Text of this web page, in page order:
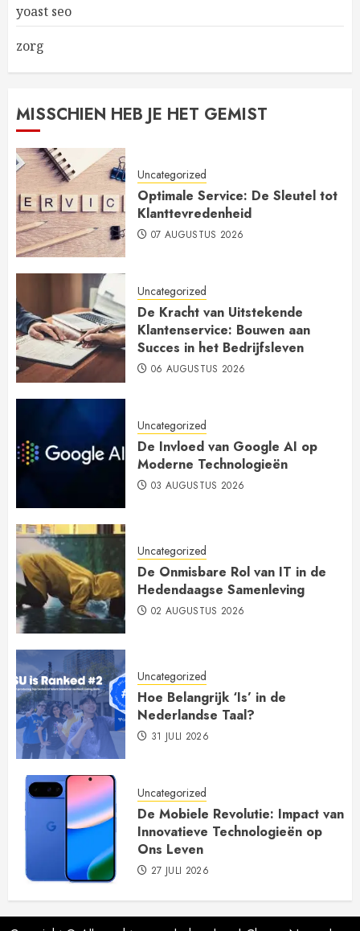
yoast seo
zorg
MISSCHIEN HEB JE HET GEMIST
Uncategorized
Optimale Service: De Sleutel tot
Klanttevredenheid
07 AUGUSTUS 2026
Uncategorized
De Kracht van Uitstekende
Klantenservice: Bouwen aan
Succes in het Bedrijfsleven
06 AUGUSTUS 2026
Uncategorized
De Invloed van Google AI op
Moderne Technologieën
03 AUGUSTUS 2026
Uncategorized
De Onmisbare Rol van IT in de
Hedendaagse Samenleving
02 AUGUSTUS 2026
Uncategorized
Hoe Belangrijk ‘Is’ in de
Nederlandse Taal?
31 JULI 2026
Uncategorized
De Mobiele Revolutie: Impact van
Innovatieve Technologieën op
Ons Leven
27 JULI 2026